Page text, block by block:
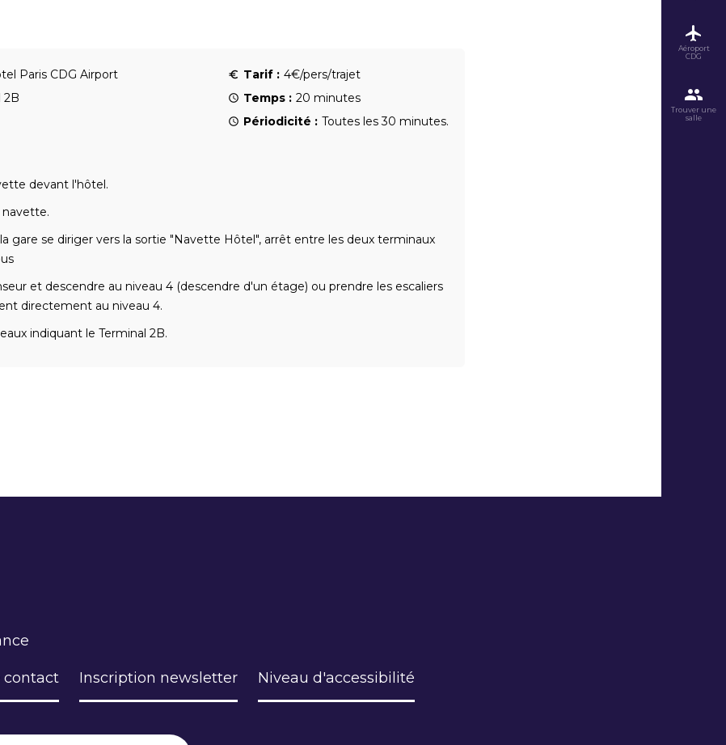
Aéroport
CDG
Trouver une
salle
Paris CDG Airport
2B
Tarif : 4€/pers/trajet
Temps : 20 minutes
Périodicité : Toutes les 30 minutes.
devant l'hôtel.
navette.
gare se diriger vers la sortie "Navette Hôtel", arrêt entre les deux terminaux
et descendre au niveau 4 (descendre d'un étage) ou prendre les escaliers
directement au niveau 4.
indiquant le Terminal 2B.
contact Inscription newsletter Niveau d'accessibilité